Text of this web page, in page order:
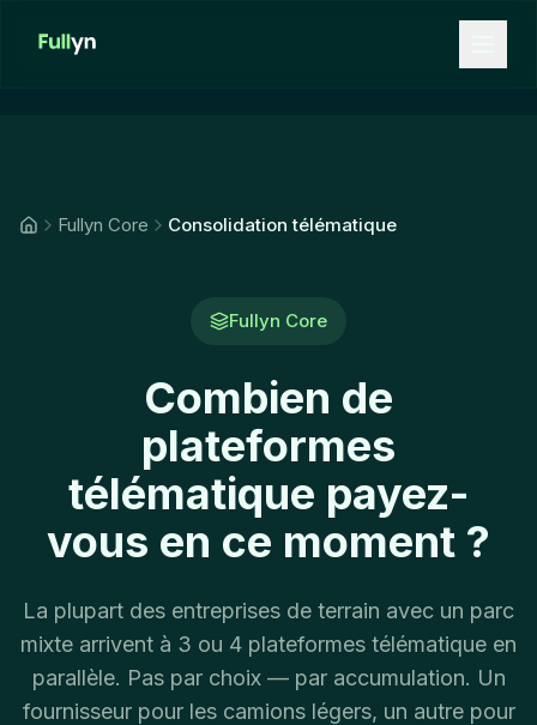
Fullyn Core Consolidation télématique
Fullyn Core
Combien de
plateformes
télématique payez-
vous en ce moment ?
La plupart des entreprises de terrain avec un parc
mixte arrivent à 3 ou 4 plateformes télématique en
parallèle. Pas par choix — par accumulation. Un
fournisseur pour les camions légers, un autre pour